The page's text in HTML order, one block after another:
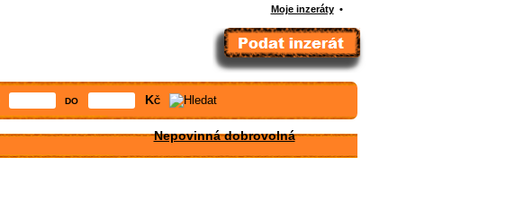
Moje inzeráty•
do Kč
Nepovinná dobrovolná